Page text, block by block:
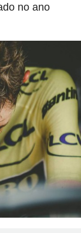
no ano